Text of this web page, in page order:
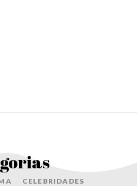
CELEBRIDADES